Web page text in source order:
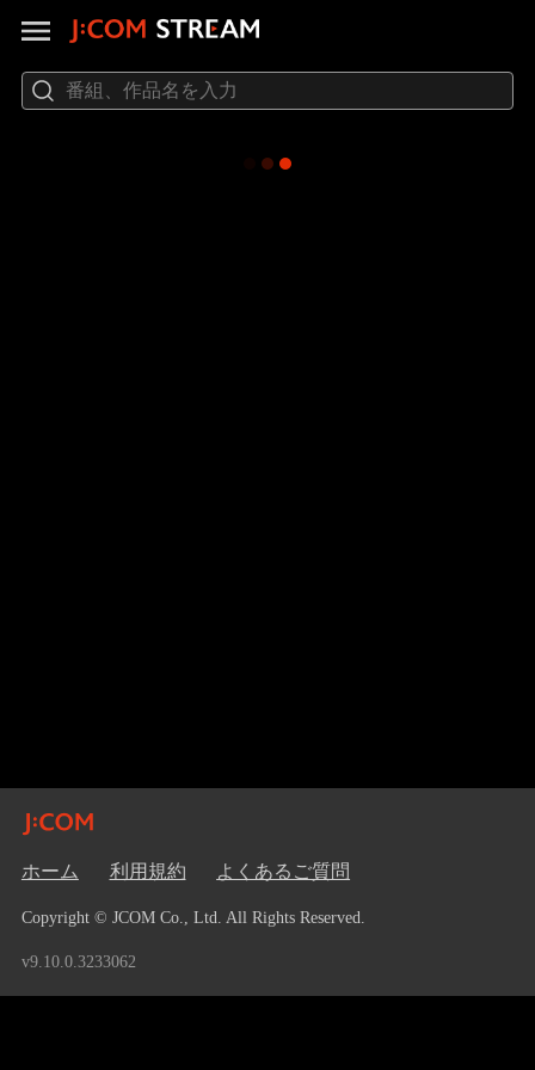
ホーム 利用規約 よくあるご質問
Copyright © JCOM Co., Ltd. All Rights Reserved.
v9.10.0.3233062